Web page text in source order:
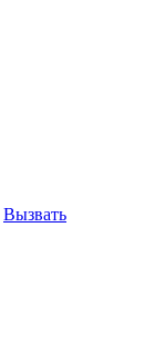
Вызвать